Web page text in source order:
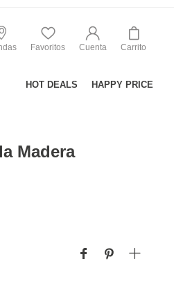
Favoritos Cuenta Carrito
HOT DEALS HAPPY PRICE
Madera